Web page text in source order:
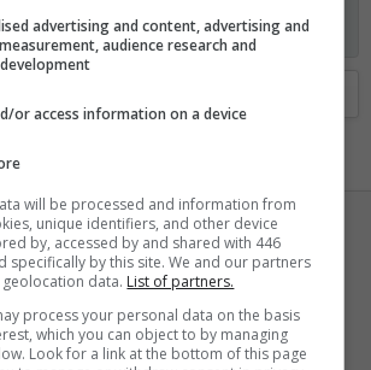
exclusivos. Veja os detalhesaqui.
Danrod
advertising and content, advertising and
audience research and
or access information on a device
will be processed and information from
unique identifiers, and other device
by, accessed by and shared with 446
specifically by this site. We and our partners
data. List of partners.
process your personal data on the basis
which you can object to by managing
Look for a link at the bottom of this page